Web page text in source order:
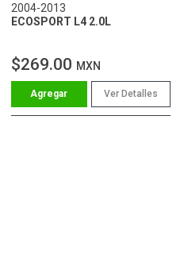
2004-2013
ECOSPORT L4 2.0L
$269.00 MXN
Ver Detalles